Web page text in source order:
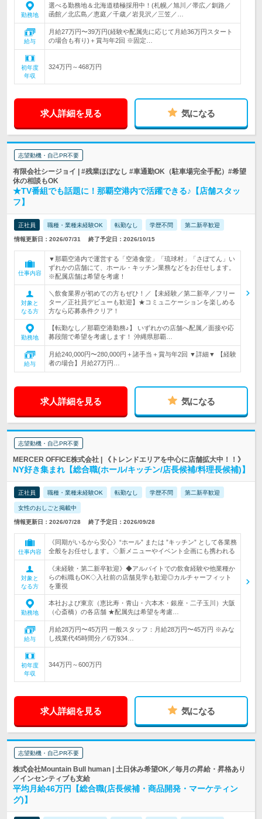
勤務地
選べる勤務地＆北海道積極採用中！(札幌／旭川／帯広／釧路／
函館／北広島／恵庭／千歳／岩見沢／三笠／…
給与
月給27万円〜39万円(経験や配属先に応じて月給36万円スタート
の場合も有り)＋賞与年2回 ※固定…
初年度
年収
324万円～468万円
求人詳細を見る 気になる
志望動機・自己PR不要
有限会社シージョイ | #残業ほぼなし #車通勤OK（駐車場完全手配）#希望
休の相談もOK
★TV番組でも話題に！那覇空港内で活躍できる♪【店舗スタッ
フ】
正社員 職種・業種未経験OK 転勤なし 学歴不問 第二新卒歓迎
情報更新日：2026/07/31 終了予定日：2026/10/15
仕事内容
▼那覇空港内で運営する「空港食堂」「琉球村」「さぼてん」い
ずれかの店舗にて、ホール・キッチン業務などをお任せします。
※配属店舗は希望を考慮！
対象と
なる方
＼飲食業界が初めての方もぜひ！／【未経験／第二新卒／フリー
ター／正社員デビューも歓迎】★コミュニケーションを楽しめる
方なら応募条件クリア！
勤務地
【転勤なし／那覇空港勤務♪】 いずれかの店舗へ配属／面接や応
募段階で希望を考慮します！ 沖縄県那覇…
給与
月給240,000円〜280,000円＋諸手当＋賞与年2回 ▼詳細▼ 【経験
者の場合】月給27万円…
求人詳細を見る 気になる
志望動機・自己PR不要
MERCER OFFICE株式会社 | 《トレンドエリアを中心に店舗拡大中！！》
NY好き集まれ【総合職(ホール/キッチン/店長候補/料理長候補)】
正社員 職種・業種未経験OK 転勤なし 学歴不問 第二新卒歓迎
女性のおしごと掲載中
情報更新日：2026/07/28 終了予定日：2026/09/28
仕事内容
《同期がいるから安心》“ホール” または ”キッチン” として各業務
全般をお任せします。◇新メニューやイベント企画にも携われる
対象と
なる方
《未経験・第二新卒歓迎》◆アルバイトでの飲食経験や他業種か
らの転職もOK◇入社前の店舗見学も歓迎◎カルチャーフィット
を重視
勤務地
本社および東京（恵比寿・青山・六本木・銀座・二子玉川）大阪
（心斎橋）の各店舗 ★配属先は希望を考慮…
給与
月給28万円〜45万円 一般スタッフ：月給28万円〜45万円 ※みな
し残業代45時間分／6万934…
初年度
年収
344万円～600万円
求人詳細を見る 気になる
志望動機・自己PR不要
株式会社Mountain Bull human | 土日休み希望OK／毎月の昇給・昇格あり
／インセンティブも支給
平均月給46万円【総合職(店長候補・商品開発・マーケティン
グ)】